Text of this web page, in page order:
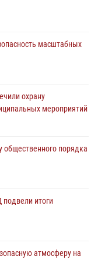
супруге
партию вооружения в
масштабных
охрану
мероприятий
общественного порядка
итоги
атмосферу на